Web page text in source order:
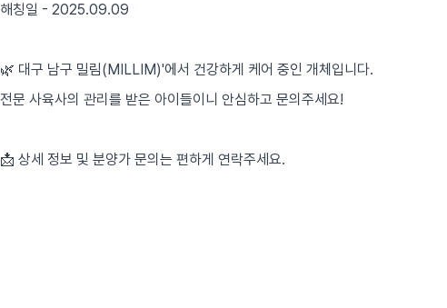
해칭일 - 2025.09.09
🌿 대구 남구 밀림(MILLIM)'에서 건강하게 케어 중인 개체입니다.
전문 사육사의 관리를 받은 아이들이니 안심하고 문의주세요!
📩 상세 정보 및 분양가 문의는 편하게 연락주세요.